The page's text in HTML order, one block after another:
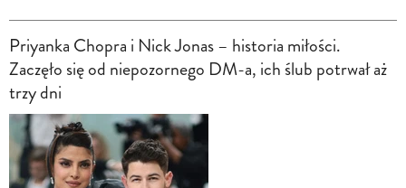
Priyanka Chopra i Nick Jonas – historia miłości.
Zaczęło się od niepozornego DM-a, ich ślub potrwał aż
trzy dni